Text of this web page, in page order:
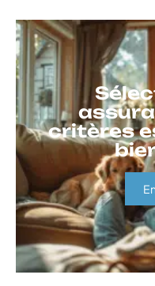
critères